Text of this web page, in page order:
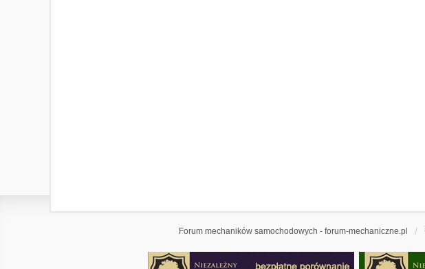
Forum mechaników samochodowych - forum-mechaniczne.pl